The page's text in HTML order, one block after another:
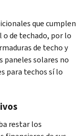
que cumplen
de techado, por lo
de techo y
paneles solares no
para techos sí lo
restar los